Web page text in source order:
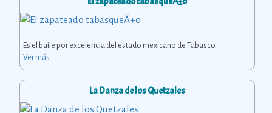
Es el baile por excelencia del estado mexicano de Tabasco
Ver más
La Danza de los Quetzales